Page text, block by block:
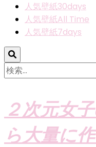
人気壁紙30days
人気壁紙All Time
人気壁紙7days
検
索:
２次元女
ら大量に